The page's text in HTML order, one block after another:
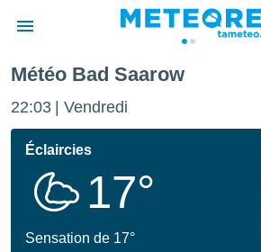
de
Météo Bad Saarow
22:03 Vendredi
Éclaircies
17°
Sensation de 17°